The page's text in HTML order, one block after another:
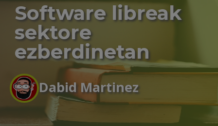
Software libreak
sektore
ezberdinetan
Dabid Martinez